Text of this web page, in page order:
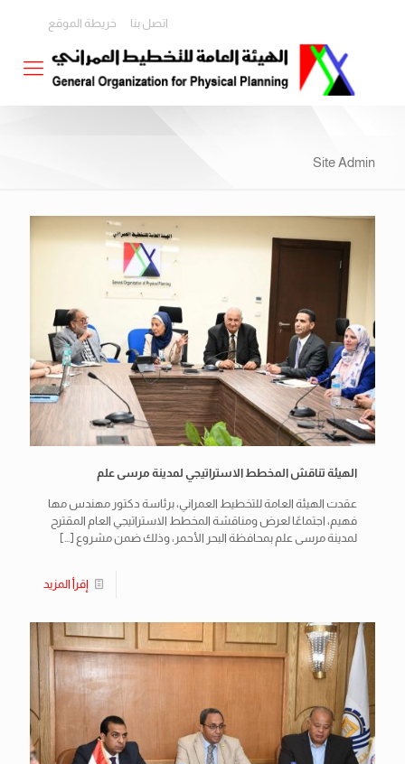
اتصل بنا خريطة الموقع
Site Admin
الهيئة تناقش المخطط الاستراتيجي لمدينة مرسى علم
عقدت الهيئة العامة للتخطيط العمراني، برئاسة دكتور مهندس مها
فهيم، اجتماعًا لعرض ومناقشة المخطط الاستراتيجي العام المقترح
لمدينة مرسى علم بمحافظة البحر الأحمر، وذلك ضمن مشروع […]
إقرأ المزيد